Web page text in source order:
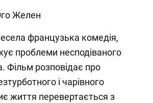
Желен
французька комедія,
проблеми несподіваного
Фільм розповідає про
і чарівного
життя перевертається з